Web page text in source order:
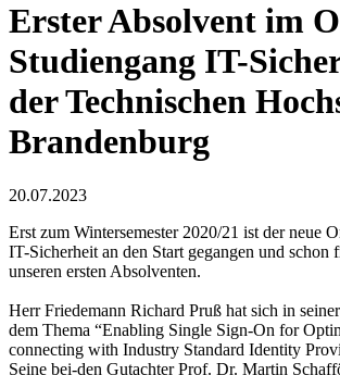
Erster Absolvent im
Studiengang IT-
der Technischen
Brandenburg
20.07.2023
Erst zum Wintersemester 2020/21 ist der neue
IT-Sicherheit an den Start gegangen und schon
unseren ersten Absolventen.
Herr Friedemann Richard Pruß hat sich in
dem Thema “Enabling Single Sign-On for
connecting with Industry Standard Identity
Seine bei-den Gutachter Prof. Dr. Martin